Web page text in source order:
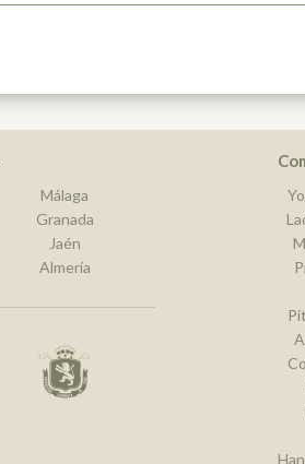
Málaga
Granada
Jaén
Almería